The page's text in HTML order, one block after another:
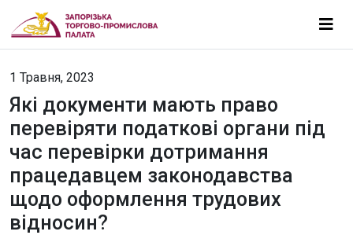
1 Травня, 2023
Які документи мають право
перевіряти податкові органи під
час перевірки дотримання
працедавцем законодавства
щодо оформлення трудових
відносин?